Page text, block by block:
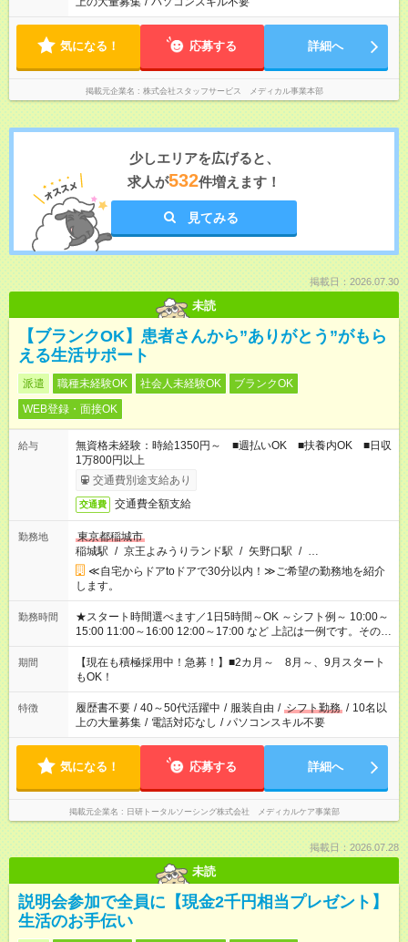
気になる！ 応募する 詳細へ
掲載元企業名 株式会社スタッフサービス メディカル事業本部
少しエリアを広げると、
求人が532件増えます！
見てみる
掲載日：2026.07.30
未読
【ブランクOK】患者さんから”ありがとう”がもら
える生活サポート
派遣 職種未経験OK 社会人未経験OK
ブランクOK
WEB登録・面接OK
給与
無資格未経験：時給1350円～ ■週払いOK ■扶養内OK ■日収
1万800円以上
交通費別途支給あり
交通費 交通費全額支給
勤務地
東京都稲城市
稲城駅 / 京王よみうりランド駅 / 矢野口駅 / …
≪自宅からドアtoドアで30分以内！≫ご希望の勤務地を紹介
します。
勤務時間
★スタート時間選べます／1日5時間～OK ～シフト例～ 10:00～
15:00 11:00～16:00 12:00～17:00 など 上記は一例です。その他
シフトもご相談ください。 ※Wワークの場合当社と合わせて法
定労働時間が週40時間を超えなければOKです。
期間
【現在も積極採用中！急募！】■2カ月～ 8月～、9月スタート
もOK！
特徴 履歴書不要 / 40～50代活躍中 / 服装自由 / シフト勤務 / 10名以
上の大量募集 / 電話対応なし / パソコンスキル不要
気になる！ 応募する 詳細へ
掲載元企業名 日研トータルソーシング株式会社 メディカルケア事業部
掲載日：2026.07.28
未読
説明会参加で全員に【現金2千円相当プレゼント】
生活のお手伝い